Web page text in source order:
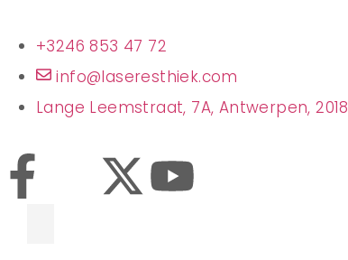
+3246 853 47 72
info@laseresthiek.com
Lange Leemstraat, 7A, Antwerpen, 2018